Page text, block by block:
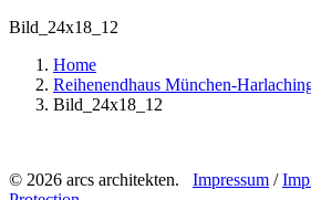
Bild_24x18_12
Home
Reihenendhaus München-
Bild_24x18_12
© 2026 arcs architekten. Impressum /